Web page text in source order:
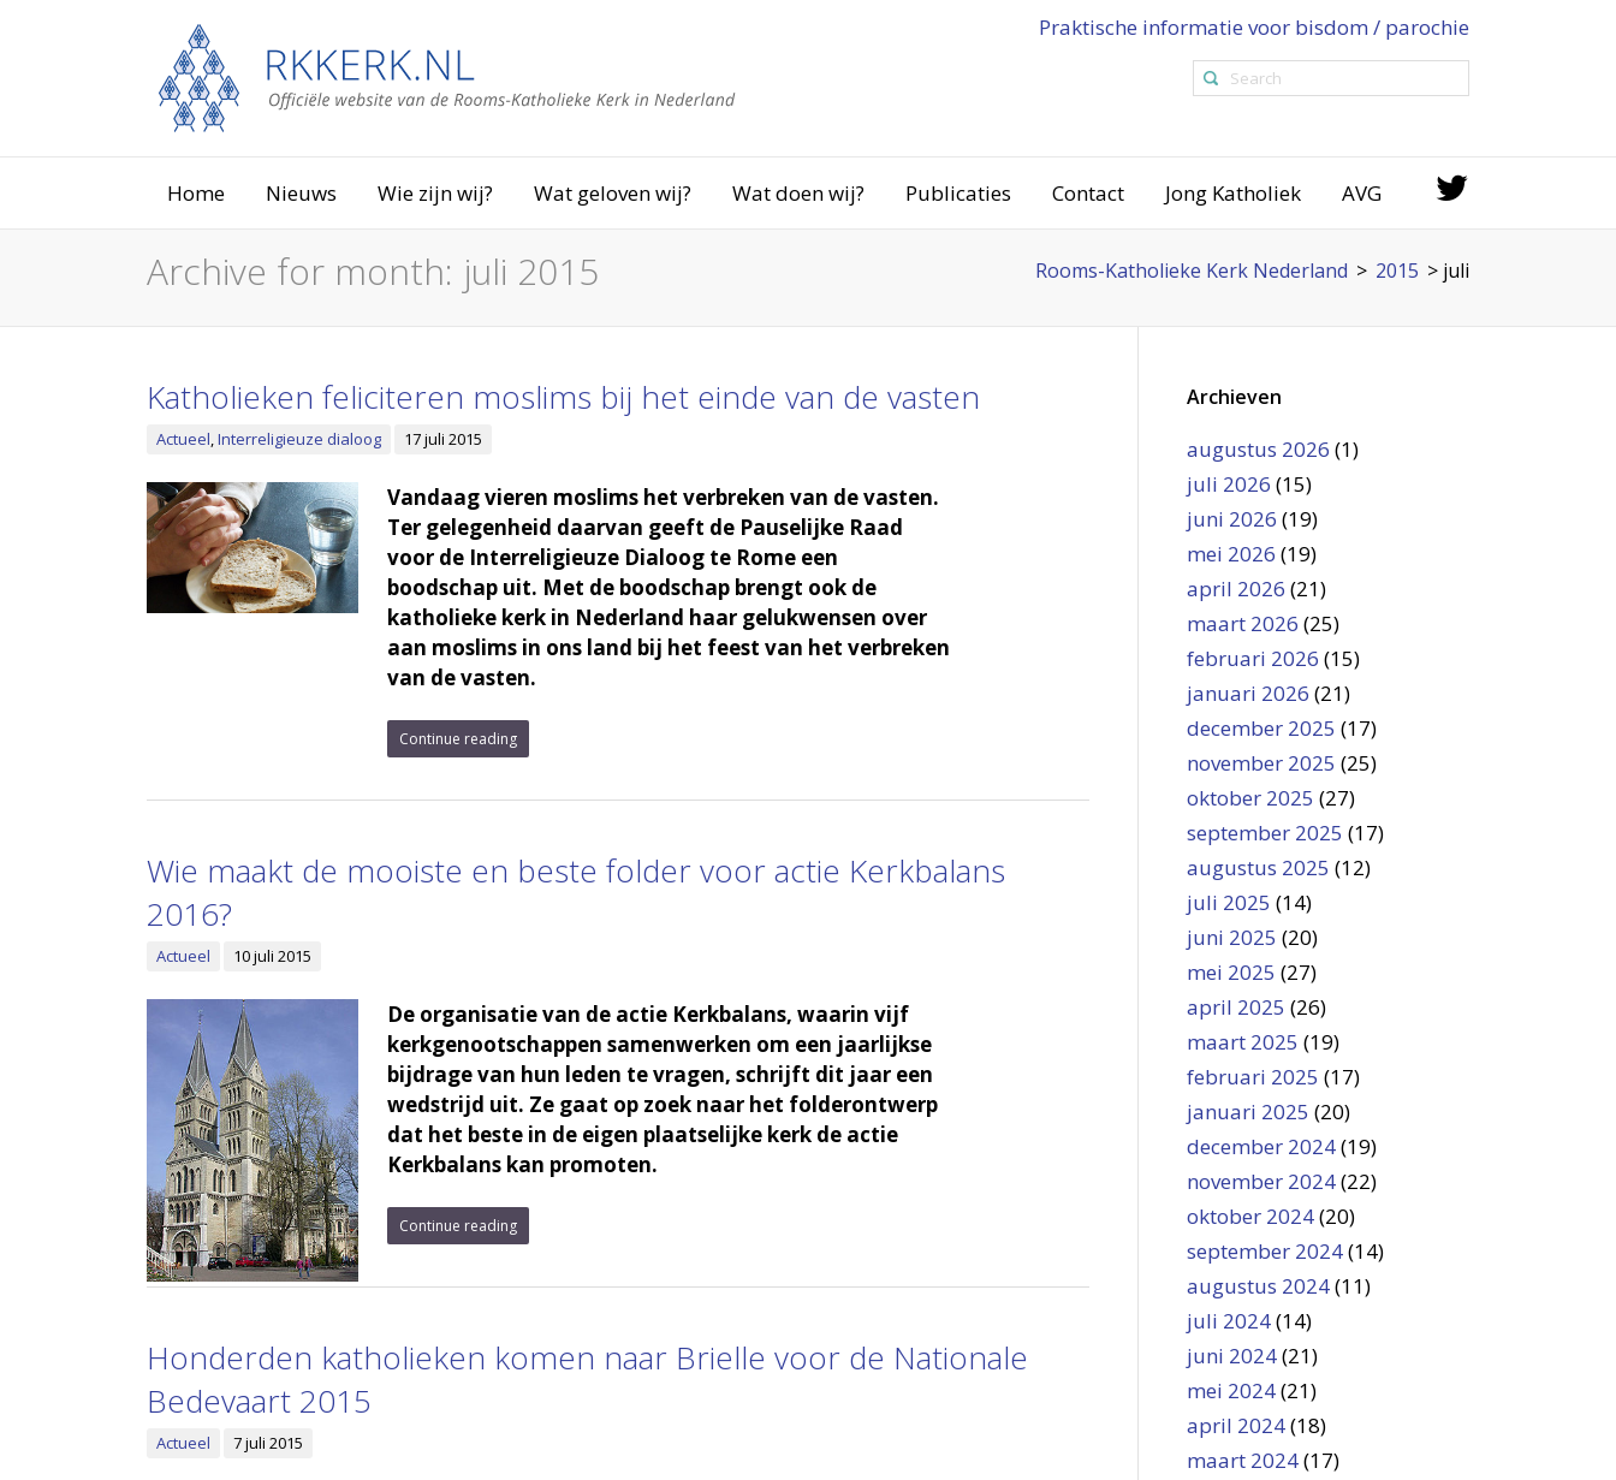
Praktische informatie voor bisdom / parochie
Home Nieuws Wie zijn wij? Wat geloven wij? Wat doen wij? Publicaties Contact Jong Katholiek AVG
Archive for month: juli 2015 Rooms-Katholieke Kerk Nederland > 2015 > juli
Katholieken feliciteren moslims bij het einde van de vasten
Actueel,Interreligieuze dialoog 17 juli 2015
Vandaag vieren moslims het verbreken van de vasten.
Ter gelegenheid daarvan geeft de Pauselijke Raad
voor de Interreligieuze Dialoog te Rome een
boodschap uit. Met de boodschap brengt ook de
katholieke kerk in Nederland haar gelukwensen over
aan moslims in ons land bij het feest van het verbreken
van de vasten.
Continue reading
Wie maakt de mooiste en beste folder voor actie Kerkbalans
2016?
Actueel 10 juli 2015
De organisatie van de actie Kerkbalans, waarin vijf
kerkgenootschappen samenwerken om een jaarlijkse
bijdrage van hun leden te vragen, schrijft dit jaar een
wedstrijd uit. Ze gaat op zoek naar het folderontwerp
dat het beste in de eigen plaatselijke kerk de actie
Kerkbalans kan promoten.
Continue reading
Honderden katholieken komen naar Brielle voor de Nationale
Bedevaart 2015
Actueel 7 juli 2015
Archieven
augustus 2026 (1)
juli 2026 (15)
juni 2026 (19)
mei 2026 (19)
april 2026 (21)
maart 2026 (25)
februari 2026 (15)
januari 2026 (21)
december 2025 (17)
november 2025 (25)
oktober 2025 (27)
september 2025 (17)
augustus 2025 (12)
juli 2025 (14)
juni 2025 (20)
mei 2025 (27)
april 2025 (26)
maart 2025 (19)
februari 2025 (17)
januari 2025 (20)
december 2024(19)
november 2024(22)
oktober 2024(20)
september 2024(14)
augustus 2024(11)
juli 2024(14)
juni 2024(21)
mei 2024(21)
april 2024(18)
maart 2024(17)